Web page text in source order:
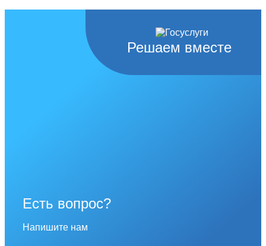
Решаем вместе
Есть вопрос?
Напишите нам